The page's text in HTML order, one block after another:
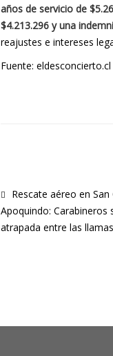
años de servicio de
$4.213.296 y una
reajustes e intereses
Fuente: eldesconcierto.cl
Rescate aéreo en San
Apoquindo: Carabineros
atrapada entre las llamas